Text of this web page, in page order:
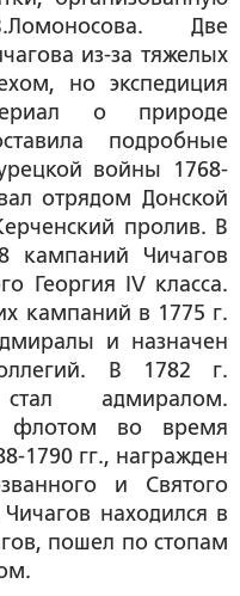
Две
из-за тяжелых
но экспедиция
о природе
подробные
войны 1768-
отрядом Донской
пролив. В
кампаний Чичагов
Георгия IV класса.
кампаний в 1775 г.
и назначен
В 1782 г.
адмиралом.
флотом во время
1790 гг., награжден
и Святого
находился в
пошел по стопам